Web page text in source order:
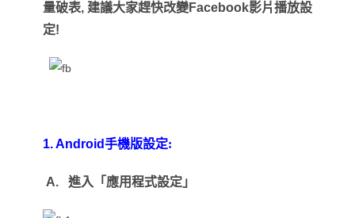
量破表, 建議大家趕快改變Facebook影片播放設
定!
1. Android手機版設定:
A. 進入「應用程式設定」